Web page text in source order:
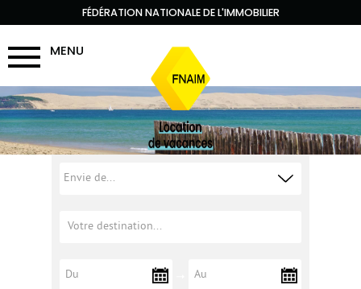
FÉDÉRATION NATIONALE DE L'IMMOBILIER
MENU